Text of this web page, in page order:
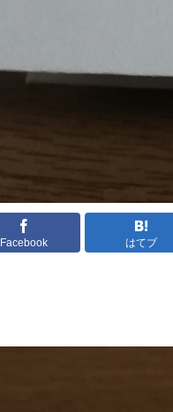
Facebook はてブ